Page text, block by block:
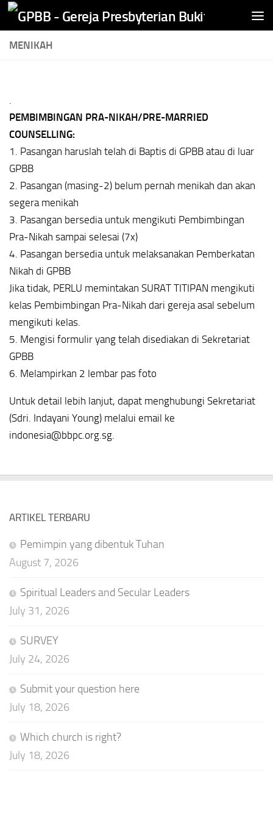
Skip to content
MENIKAH
.
PEMBIMBINGAN PRA-NIKAH/PRE-MARRIED
COUNSELLING:
1. Pasangan haruslah telah di Baptis di GPBB atau di luar
GPBB
2. Pasangan (masing-2) belum pernah menikah dan akan
segera menikah
3. Pasangan bersedia untuk mengikuti Pembimbingan
Pra-Nikah sampai selesai (7x)
4. Pasangan bersedia untuk melaksanakan Pemberkatan
Nikah di GPBB
Jika tidak, PERLU memintakan SURAT TITIPAN mengikuti
kelas Pembimbingan Pra-Nikah dari gereja asal sebelum
mengikuti kelas.
5. Mengisi formulir yang telah disediakan di Sekretariat
GPBB
6. Melampirkan 2 lembar pas foto
Untuk detail lebih lanjut, dapat menghubungi Sekretariat
(Sdri. Indayani Young) melalui email ke
indonesia@bbpc.org.sg.
ARTIKEL TERBARU
Pemimpin yang dibentuk Tuhan
August 7, 2026
Spiritual Leaders and Secular Leaders
July 31, 2026
SURVEY
July 24, 2026
Submit your question here
July 18, 2026
Which church is right?
July 18, 2026